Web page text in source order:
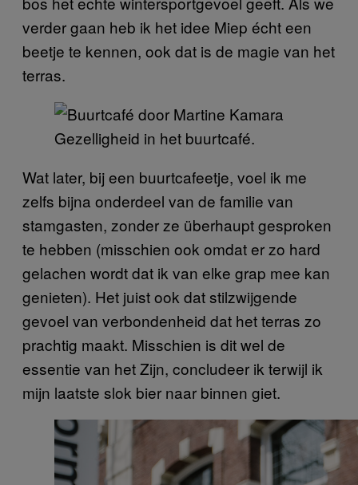
verder gaan heb ik het idee Miep écht een
beetje te kennen, ook dat is de magie van het
terras.
Gezelligheid in het buurtcafé.
Wat later, bij een buurtcafeetje, voel ik me
zelfs bijna onderdeel van de familie van
stamgasten, zonder ze überhaupt gesproken
te hebben (misschien ook omdat er zo hard
gelachen wordt dat ik van elke grap mee kan
genieten). Het juist ook dat stilzwijgende
gevoel van verbondenheid dat het terras zo
prachtig maakt. Misschien is dit wel de
essentie van het Zijn, concludeer ik terwijl ik
mijn laatste slok bier naar binnen giet.